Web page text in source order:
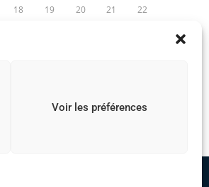
Voir les préférences
18 19 20 21 22